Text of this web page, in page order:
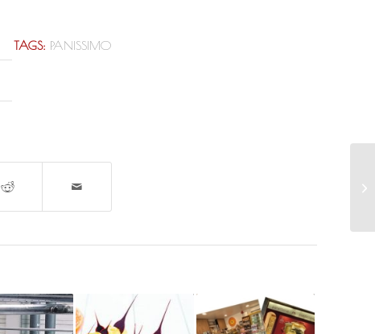
TAGS: PANISSIMO